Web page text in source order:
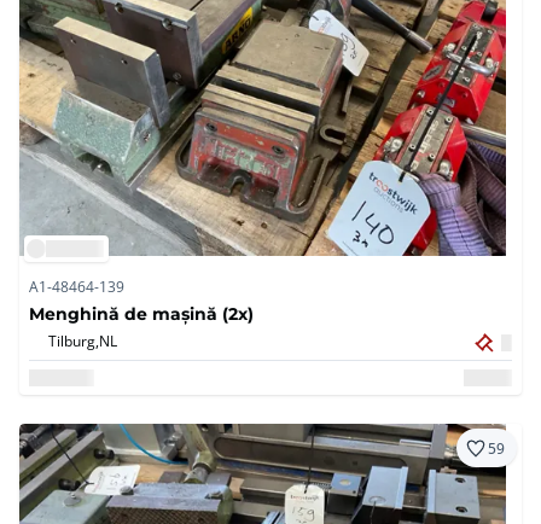
A1-48464-139
Menghină de mașină (2x)
Tilburg,NL
59